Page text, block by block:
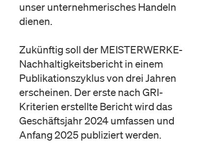
unser unternehmerisches Handeln
dienen.
Zukünftig soll der MEISTERWERKE-
Nachhaltigkeitsbericht in einem
Publikationszyklus von drei Jahren
erscheinen. Der erste nach GRI-
Kriterien erstellte Bericht wird das
Geschäftsjahr 2024 umfassen und
Anfang 2025 publiziert werden.